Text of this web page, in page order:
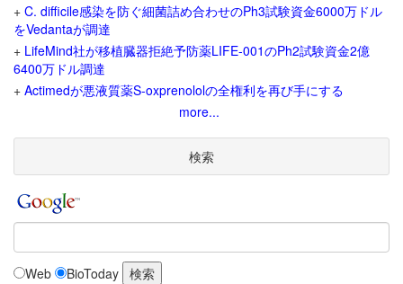
+ C. difficile感染を防ぐ細菌詰め合わせのPh3試験資金6000万ドル
をVedantaが調達
+ LifeMind社が移植臓器拒絶予防薬LIFE-001のPh2試験資金2億
6400万ドル調達
+ Actimedが悪液質薬S-oxprenololの全権利を再び手にする
more...
検索
Web BioToday